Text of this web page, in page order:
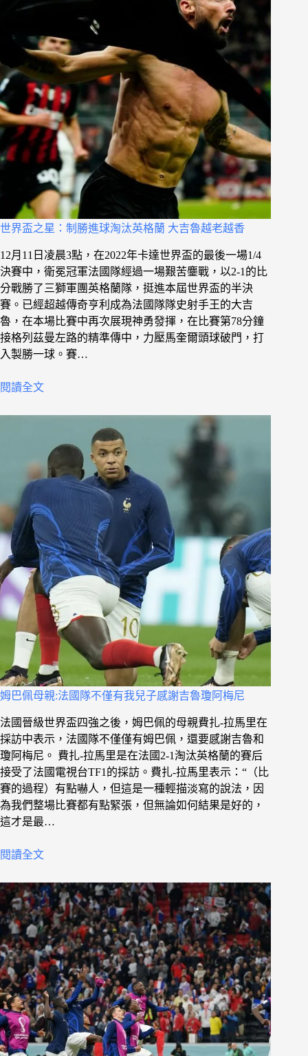
世界盃之星：制勝進球淘汰英格蘭 大吉魯越老越香
12月11日凌晨3點，在2022年卡達世界盃的最後一場1/4
決賽中，衛冕冠軍法國隊經過一場艱苦鏖戰，以2-1的比
分戰勝了三獅軍團英格蘭隊，挺進本屆世界盃的半決
賽。已經超越傳奇亨利成為法國隊隊史射手王的大吉
魯，在本場比賽中再次展現神勇發揮，在比賽第78分鐘
接格列茲曼左路的精準傳中，力壓馬奎爾頭球破門，打
入製勝一球。賽…
閱讀全文
姆巴佩母親:法國隊不僅有我兒子感謝吉魯瓊阿梅尼
法國晉級世界盃四強之後，姆巴佩的母親費扎-拉馬里在
採訪中表示，法國隊不僅僅有姆巴佩，還要感謝吉魯和
瓊阿梅尼。 費扎-拉馬里是在法國2-1淘汰英格蘭的賽后
接受了法國電視台TF1的採訪。費扎-拉馬里表示：“（比
賽的過程）有點嚇人，但這是一種輕描淡寫的說法，因
為我們整場比賽都有點緊張，但無論如何結果是好的，
這才是最…
閱讀全文